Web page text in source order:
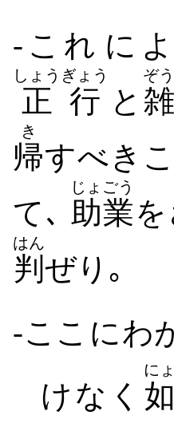
-これ​に
正行
しょうぎょう
と 雑
ぞう
帰
き
す​べき​
て､ 助業
じょごう
判
はん
ぜ​り｡
-ここ​に​わ
けなく
に